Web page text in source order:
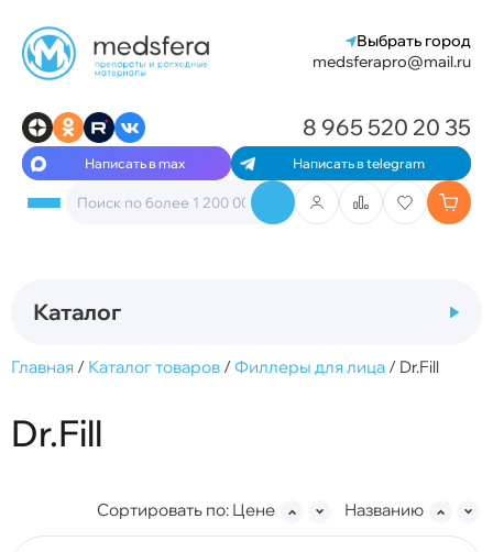
Выбрать город
medsferapro@mail.ru
Написать в max Написать в telegram
8 965 520 20 35
Каталог
Главная / Каталог товаров /Филлеры для лица / Dr.Fill
Dr.Fill
Сортировать по: Цене Названию